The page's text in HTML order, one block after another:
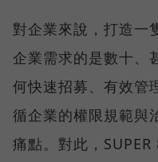
對企業來說，打造
企業需求的是數十、
何快速招募、有效管
循企業的權限規範與
痛點。對此，